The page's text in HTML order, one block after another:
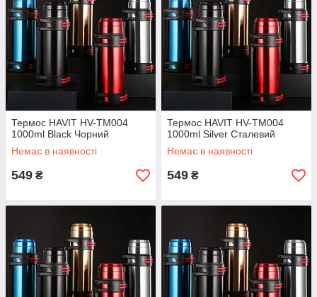
Термос HAVIT HV-TM004
1000ml Black Чорний
Немає в наявності
549 ₴
Термос HAVIT HV-TM004
1000ml Silver Сталевий
Немає в наявності
549 ₴